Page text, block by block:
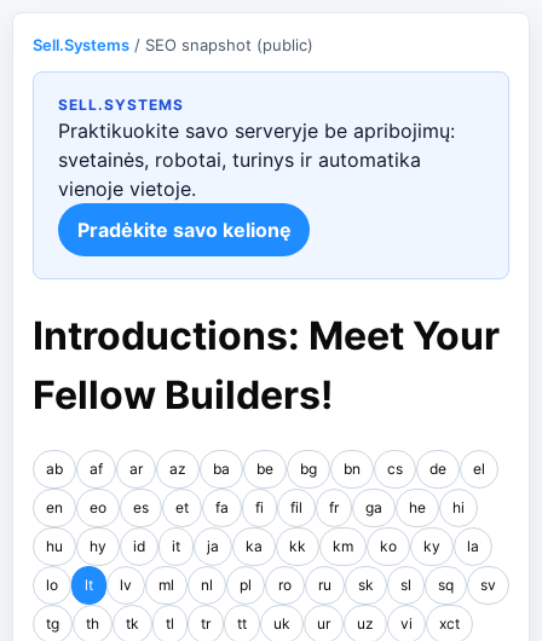
Sell.Systems / SEO snapshot (public)
SELL.SYSTEMS
Praktikuokite savo serveryje be apribojimų:
svetainės, robotai, turinys ir automatika
vienoje vietoje.
Pradėkite savo kelionę
Introductions: Meet Your
Fellow Builders!
ab af ar az ba be bg bn cs de el
en eo es et fa fi fil fr ga he hi
hu hy id it ja ka kk km ko ky la
lo lt lv ml nl pl ro ru sk sl sq sv
tg th tk tl tr tt uk ur uz vi xct